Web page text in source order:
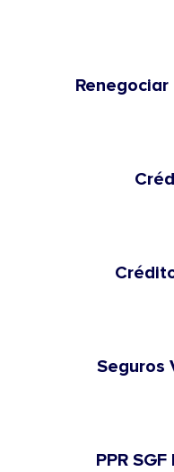
Seguros
PPR